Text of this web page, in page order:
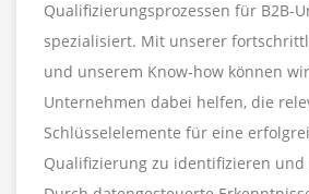
Qualifizierungsprozessen für B2B-
spezialisiert. Mit unserer
und unserem Know-how können
Unternehmen dabei helfen, die
Schlüsselelemente für eine
Qualifizierung zu identifizieren und